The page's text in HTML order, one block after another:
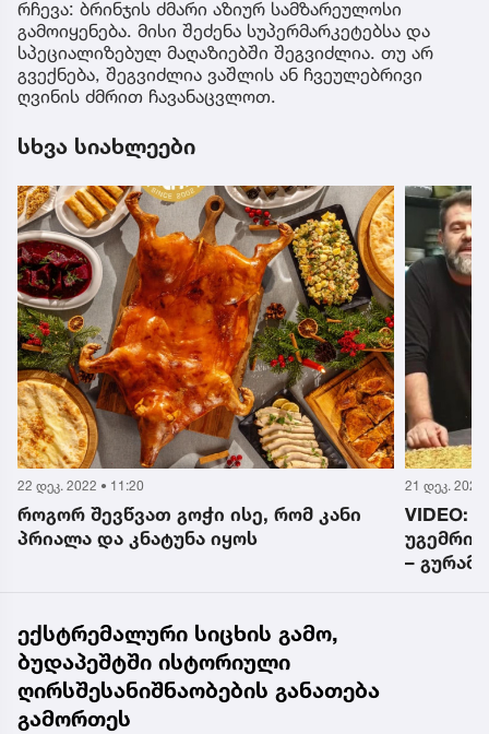
რჩევა: ბრინჯის ძმარი აზიურ სამზარეულოსი
გამოიყენება. მისი შეძენა სუპერმარკეტებსა და
სპეციალიზებულ მაღაზიებში შეგვიძლია. თუ არ
გვექნება, შეგვიძლია ვაშლის ან ჩვეულებრივი
ღვინის ძმრით ჩავანაცვლოთ.
სხვა სიახლეები
22 დეკ. 2022 • 11:20
როგორ შევწვათ გოჭი ისე, რომ კანი
პრიალა და კნატუნა იყოს
21 დეკ. 2022
VIDEO:
– გურამ
ექსტრემალური სიცხის გამო,
ბუდაპეშტში ისტორიული
ღირსშესანიშნაობების განათება
გამორთეს